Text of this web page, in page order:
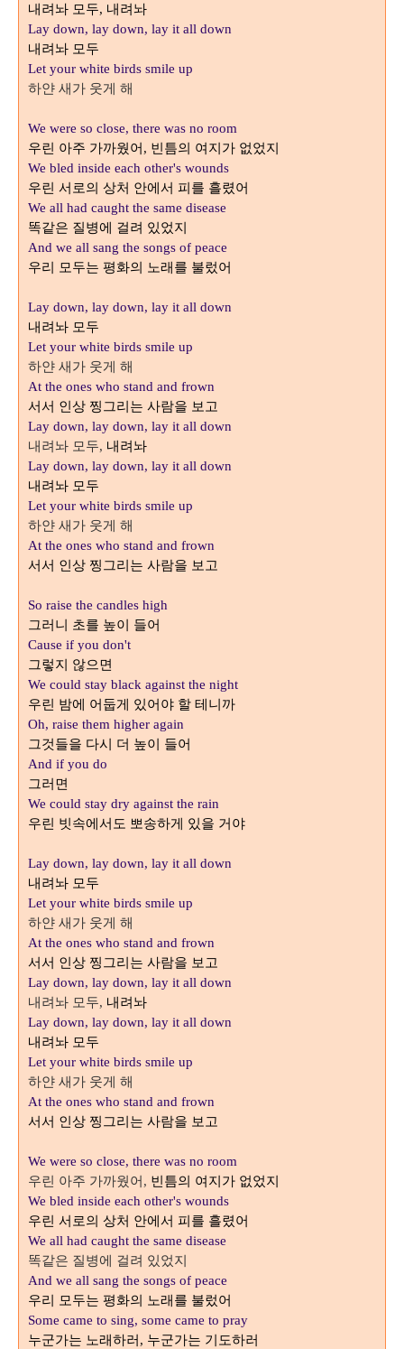
내려놔 모두, 내려놔
Lay down, lay down, lay it all down
내려놔 모두
Let your white birds smile up
하얀 새가 웃게 해
We were so close, there was no room
우린 아주 가까웠어, 빈틈의 여지가 없었지
We bled inside each other's wounds
우린 서로의 상처 안에서 피를 흘렸어
We all had caught the same disease
똑같은 질병에 걸려 있었지
And we all sang the songs of peace
우리 모두는 평화의 노래를 불렀어
Lay down, lay down, lay it all down
내려놔 모두
Let your white birds smile up
하얀 새가 웃게 해
At the ones who stand and frown
서서 인상 찡그리는 사람을 보고
Lay down, lay down, lay it all down
내려놔 모두, 내려놔
Lay down, lay down, lay it all down
내려놔 모두
Let your white birds smile up
하얀 새가 웃게 해
At the ones who stand and frown
서서 인상 찡그리는 사람을 보고
So raise the candles high
그러니 초를 높이 들어
Cause if you don't
그렇지 않으면
We could stay black against the night
우린 밤에 어둡게 있어야 할 테니까
Oh, raise them higher again
그것들을 다시 더 높이 들어
And if you do
그러면
We could stay dry against the rain
우린 빗속에서도 뽀송하게 있을 거야
Lay down, lay down, lay it all down
내려놔 모두
Let your white birds smile up
하얀 새가 웃게 해
At the ones who stand and frown
서서 인상 찡그리는 사람을 보고
Lay down, lay down, lay it all down
내려놔 모두, 내려놔
Lay down, lay down, lay it all down
내려놔 모두
Let your white birds smile up
하얀 새가 웃게 해
At the ones who stand and frown
서서 인상 찡그리는 사람을 보고
We were so close, there was no room
우린 아주 가까웠어, 빈틈의 여지가 없었지
We bled inside each other's wounds
우린 서로의 상처 안에서 피를 흘렸어
We all had caught the same disease
똑같은 질병에 걸려 있었지
And we all sang the songs of peace
우리 모두는 평화의 노래를 불렀어
Some came to sing, some came to pray
누군가는 노래하러, 누군가는 기도하러